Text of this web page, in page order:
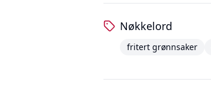
Nøkkelord
fritert grønnsaker